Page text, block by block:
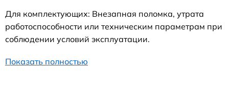
Для комплектующих: Внезапная поломка, утрата
работоспособности или техническим параметрам при
соблюдении условий эксплуатации.
Показать полностью